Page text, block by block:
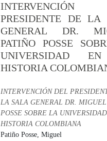
INTERVENCIÓN
PRESIDENTE DE LA
GENERAL DR.
PATIÑO POSSE
UNIVERSIDAD
HISTORIA
INTERVENCIÓN DEL
LA SALA GENERAL DR. MIGUEL
POSSE SOBRE LA
HISTORIA COLOMBIANA
Patiño Posse, Miguel